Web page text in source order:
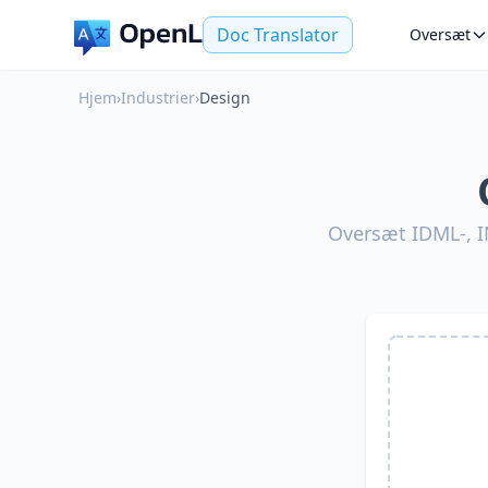
Doc Translator Oversæt
Hjem›Industrier›Design
Oversæt IDML-,